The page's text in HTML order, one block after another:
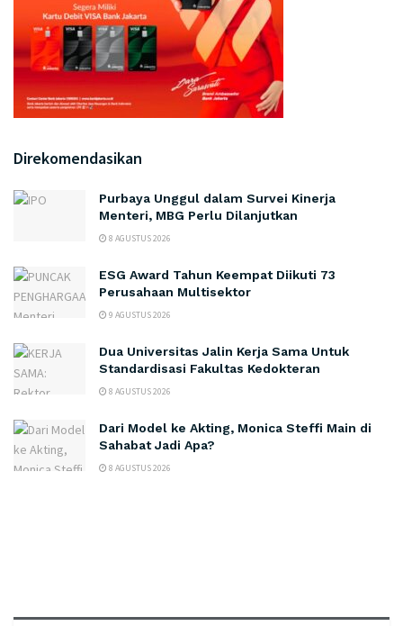
Direkomendasikan
Purbaya Unggul dalam Survei Kinerja
Menteri, MBG Perlu Dilanjutkan
8 AGUSTUS 2026
ESG Award Tahun Keempat Diikuti 73
Perusahaan Multisektor
9 AGUSTUS 2026
Dua Universitas Jalin Kerja Sama Untuk
Standardisasi Fakultas Kedokteran
8 AGUSTUS 2026
Dari Model ke Akting, Monica Steffi Main di
Sahabat Jadi Apa?
8 AGUSTUS 2026